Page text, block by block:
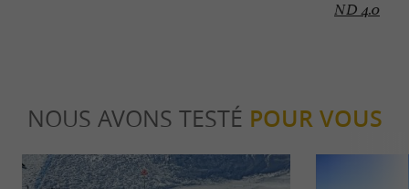
ND 4.0
NOUS AVONS TESTÉ POUR VOUS